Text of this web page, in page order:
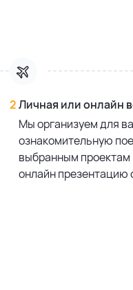
2Личная или онлайн
Мы организуем для
ознакомительную
выбранным проектам
онлайн презентацию